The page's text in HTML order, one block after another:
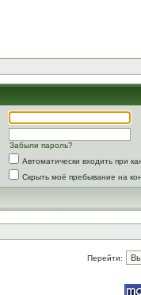
Забыли пароль?
Автоматически входить при
Скрыть моё пребывание на
Перейти: